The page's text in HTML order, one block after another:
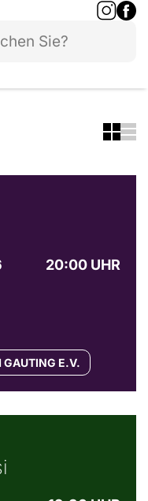
20:00 UHR
GAUTING E.V.